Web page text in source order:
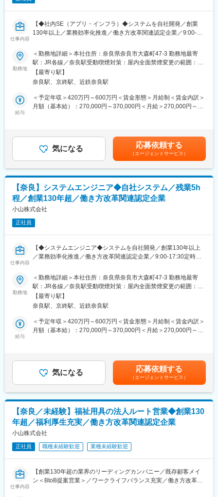
す。
■入社～1カ月目
格取得。なお、資格取得のための費用は当社負担となります。
■1～3か月目
・OJTを受けながら日勤・夜勤両方の介護現場での業務をお任せ
します。
※研修終了後は現場業務は無くなるため日勤のみ
■3～6か月目
・マネージャー業務を学んでいただきます。ピープルマネジメン
■本配属後
・各事業所の課題や目的に合わせてマネジメント業務に専念頂き
【キャリアパス（例）】
・医療介護スタッフ（2週間程度の基礎研修必要資格取得、現場業
務）
・サービスリーダー（入社3カ月～※研修期間）
・サービス提供責任者（入社半年／年収420～650万円）
・サービスマネージャー（入社1年／年収560～700万円）
・エリアマネージャー（入社1年～／年収700～800万円）
・ブロックマネージャー（年収800～900万円）
・ゼネラルマネージャー（年収900～1200万円）
仕事内容
【◆社内SE（アプリ・インフラ）◆システムを自社開発／創業
130年以上／業務効率化推進／働き方改革関連認定企業／9:00-
寝具リース、医療寝具事業を展開する当社において、社内SE（ア
プリ・インフラ）としてご活躍いただきます。
※スキルに合わせて、以下業務を行って頂きます
＜具体的な業務＞
基幹システムを中心とした関連システムの開発・導入やPC関連の
キッティングやヘルプデスク業務を行って頂きます。
・システム設計、DB設計、各種テスト、ツール開発等
・導入における各種資料作成、各種現場調整等
◇インフラ関連
◇その他
・セキュリティ関連機器・ソフト導入、検討
・セキュリティ監視
■過去の開発事例
・入院セットシステム：1日単位で入院患者様に必要な病衣やおむ
業務をシステムによって行うことで業務における負担を軽減する
ことができます。
で管理し、在庫管理・発注・請求業務を一括して行うことができ
ます。システムを導入することで病院や福祉施設関係者様の業務
負担を大幅に削減することが可能です。
・フロントエンド：Angular、Adobe Dreamweaver
・バックエンド：Django、CakePHP,
※新たな環境や技術ツールの導入を積極的に対応中
■当社について
最先端のIT技術を駆使した様々なシステムを自社開発し、既存ビ
ジネスに融合させることにより、お客様の利便性をさらに向上さ
せる取り組みを始めております。超高齢社会を迎えようとする
今、社会に必要とされる新しい商品やサービスをご提供すること
が当社の使命であると考えています。
変更の範囲：会社の定める業務
勤務地
＜勤務地詳細＞本社住所：奈良県奈良市大森町47-3 勤務地最寄
駅：JR各線／奈良駅受動喫煙対策：屋内全面禁煙変更の範囲：会
社の定める事業所
【最寄り駅】
奈良駅、京終駅、近鉄奈良駅
給与
＜予定年収＞420万円～600万円＜賃金形態＞月給制＜賃金内訳＞
月額（基本給）：270,000円～370,000円＜月給＞270,000円～
※転勤手当：4万円／転身赴任手当：5万円がございます賃金はあ
くまでも目安の金額であり、選考を通じて上下する可能性があり
ます。月給(月額)は固定手当を含めた表記です。
気になる 応募依頼する
（エージェントサービス）
【奈良】システムエンジニア◆自社システム／残業5h
程／創業130年超／働き方改革関連認定企業
小山株式会社
正社員
仕事内容
【◆システムエンジニア◆システムを自社開発／創業130年以上
／業務効率化推進／働き方改革関連認定企業／9:00-17:30定時で
寝具リース、医療寝具事業を展開する当社において、システムエ
ンジニアとしてご活躍いただきます。
※スキルに合わせて、以下業務を行って頂きます
＜具体的な業務＞
ITを通じてお客様の課題を解決するポジションです。営業がヒア
リングした顧客課題やニーズをもとに、新たなシステムを開発頂
・WEBシステムの開発
・開発したシステムのサポート
・新サービスの導入・提供サポート
つ、日用品などをお渡しするサービスです。病院様の管理や請求
業務をシステムによって行うことで業務における負担を軽減する
ことができます。
で管理し、在庫管理・発注・請求業務を一括して行うことができ
ます。システムを導入することで病院や福祉施設関係者様の業務
■開発環境
勤務地
＜勤務地詳細＞本社住所：奈良県奈良市大森町47-3 勤務地最寄
駅：JR各線／奈良駅受動喫煙対策：屋内全面禁煙変更の範囲：会
社の定める事業所
【最寄り駅】
奈良駅、京終駅、近鉄奈良駅
給与
＜予定年収＞420万円～600万円＜賃金形態＞月給制＜賃金内訳＞
月額（基本給）：270,000円～370,000円＜月給＞270,000円～
※転勤手当：4万円／転身赴任手当：5万円がございます賃金はあ
くまでも目安の金額であり、選考を通じて上下する可能性があり
ます。月給(月額)は固定手当を含めた表記です。
気になる 応募依頼する
（エージェントサービス）
【奈良／未経験】福祉用具の法人ルート営業◆創業130
年超／福利厚生充実／働き方改革関連認定企業
小山株式会社
正社員 職種未経験歓迎 業種未経験歓迎
仕事内容
【創業130年超の業界のリーディングカンパニー／既存顧客メイ
ン＜BtoB提案営業＞／ワークライフバランス充実／働き方改革関